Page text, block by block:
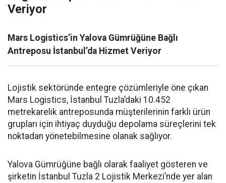
Veriyor
Mars Logistics’in Yalova Gümrüğüne Bağlı
Antreposu İstanbul’da Hizmet Veriyor
Lojistik sektöründe entegre çözümleriyle öne çıkan
Mars Logistics, İstanbul Tuzla’daki 10.452
metrekarelik antreposunda müşterilerinin farklı ürün
grupları için ihtiyaç duyduğu depolama süreçlerini tek
noktadan yönetebilmesine olanak sağlıyor.
Yalova Gümrüğüne bağlı olarak faaliyet gösteren ve
şirketin İstanbul Tuzla 2 Lojistik Merkezi’nde yer alan